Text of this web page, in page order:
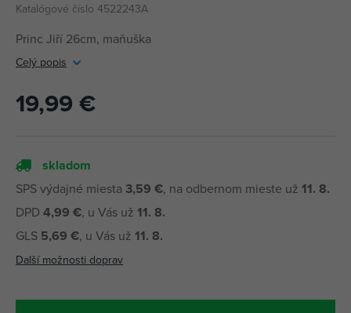
Katalógové číslo 4522243A
Princ Jiří 26cm, maňuška
Celý popis
19,99 €
skladom
SPS výdajné miesta 3,59 €, na odbernom mieste už 11. 8.
DPD 4,99 €, u Vás už 11. 8.
GLS 5,69 €, u Vás už 11. 8.
Další možnosti doprav